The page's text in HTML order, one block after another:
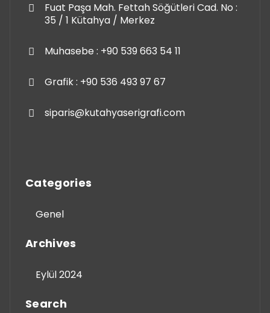
Fuat Paşa Mah. Fettah Söğütleri Cad. No :
35 / 1 Kütahya / Merkez
Muhasebe : +90 539 663 54 11
Grafik : +90 536 493 97 67
siparis@kutahyaserigrafi.com
Categories
Genel
Archives
Eylül 2024
Search